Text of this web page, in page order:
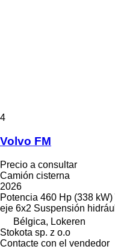
4
Volvo FM
Precio a consultar
Camión cisterna
2026
Potencia 460 Hp (338 kW)
eje 6x2 Suspensión
Bélgica, Lokeren
Stokota sp. z o.o
Contacte con el vendedor